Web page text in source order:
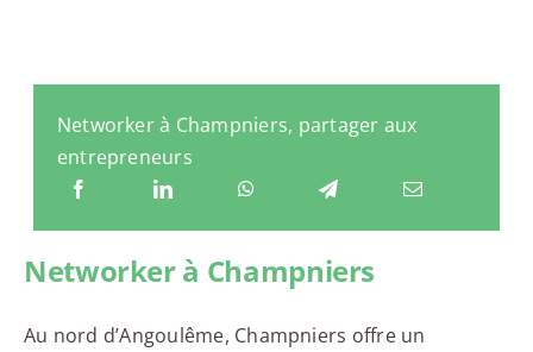
Networker à Champniers, partager aux
entrepreneurs
Networker à Champniers
Au nord d’Angoulême, Champniers offre un